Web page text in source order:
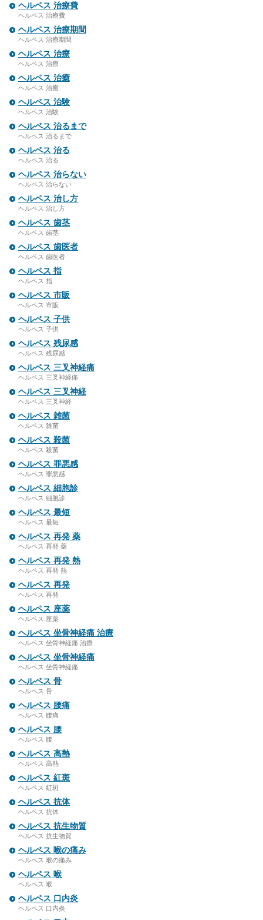
ヘルペス 治療費
ヘルペス 治療費
ヘルペス 治療期間
ヘルペス 治療期間
ヘルペス 治療
ヘルペス 治療
ヘルペス 治癒
ヘルペス 治癒
ヘルペス 治験
ヘルペス 治験
ヘルペス 治るまで
ヘルペス 治るまで
ヘルペス 治る
ヘルペス 治る
ヘルペス 治らない
ヘルペス 治らない
ヘルペス 治し方
ヘルペス 治し方
ヘルペス 歯茎
ヘルペス 歯茎
ヘルペス 歯医者
ヘルペス 歯医者
ヘルペス 指
ヘルペス 指
ヘルペス 市販
ヘルペス 市販
ヘルペス 子供
ヘルペス 子供
ヘルペス 残尿感
ヘルペス 残尿感
ヘルペス 三叉神経痛
ヘルペス 三叉神経痛
ヘルペス 三叉神経
ヘルペス 三叉神経
ヘルペス 雑菌
ヘルペス 雑菌
ヘルペス 殺菌
ヘルペス 殺菌
ヘルペス 罪悪感
ヘルペス 罪悪感
ヘルペス 細胞診
ヘルペス 細胞診
ヘルペス 最短
ヘルペス 最短
ヘルペス 再発 薬
ヘルペス 再発 薬
ヘルペス 再発 熱
ヘルペス 再発 熱
ヘルペス 再発
ヘルペス 再発
ヘルペス 座薬
ヘルペス 座薬
ヘルペス 坐骨神経痛 治療
ヘルペス 坐骨神経痛 治療
ヘルペス 坐骨神経痛
ヘルペス 坐骨神経痛
ヘルペス 骨
ヘルペス 骨
ヘルペス 腰痛
ヘルペス 腰痛
ヘルペス 腰
ヘルペス 腰
ヘルペス 高熱
ヘルペス 高熱
ヘルペス 紅斑
ヘルペス 紅斑
ヘルペス 抗体
ヘルペス 抗体
ヘルペス 抗生物質
ヘルペス 抗生物質
ヘルペス 喉の痛み
ヘルペス 喉の痛み
ヘルペス 喉
ヘルペス 喉
ヘルペス 口内炎
ヘルペス 口内炎